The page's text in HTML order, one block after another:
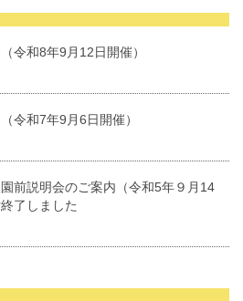
令和8年9月12日開催）
令和7年9月6日開催）
前説明会のご案内（令和5年９月14
了しました